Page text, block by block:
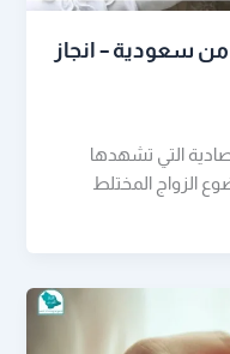
سعودية – انجاز
التي تشهدها
الزواج المختلط